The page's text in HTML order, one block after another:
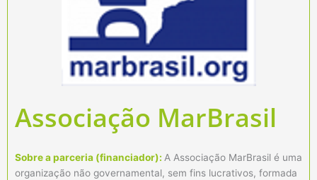
Associação MarBrasil
Sobre a parceria (financiador): A Associação MarBrasil é uma
organização não governamental, sem fins lucrativos, formada